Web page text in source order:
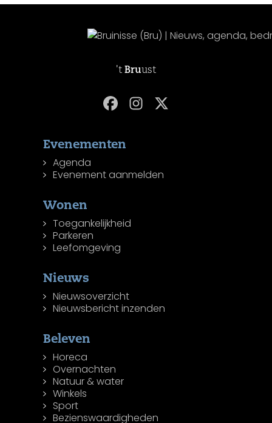
't Bruust
Evenementen
Agenda
Evenement aanmelden
Wonen
Toegankelijkheid
Parkeren
Leefomgeving
Nieuws
Nieuwsoverzicht
Nieuwsbericht inzenden
Beleven
Horeca
Overnachten
Natuur & water
Winkels
Sport
Bezienswaardigheden